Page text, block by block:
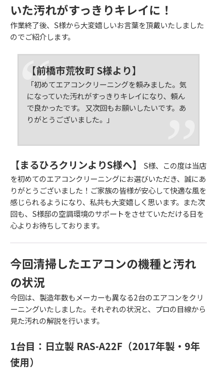
いた汚れがすっきりキレイに！
作業終了後、 S様から大変嬉しいお言葉を頂戴いたしました
のでご紹介します。
【前橋市荒牧町 S様より】
「初めてエアコンクリーニングを頼みました。気
になっていた汚れがすっきりキレイになり、頼ん
で良かったです。 又次回もお願いしたいです。あ
りがとうございました。」
【まるひろクリンよりS様へ】 S様、
この度は当店
を初めてのエアコンクリーニングにお選びいただき、 誠にあ
りがとうございました！ご家族の皆様が安心して快適な風を
感じられるようになり、 私共も大変嬉しく思います。 また次
回も、 S様邸の空調環境のサポートをさせていただける日を
心よりお待ちしております。
今回清掃したエアコンの機種と汚れ
の状況
今回は、 製造年数もメーカーも異なる2台のエアコンをクリ
ーニングいたしました。 それぞれの状況と、 プロの目線から
見た汚れの解説を行います。
1台目：日立製 RAS-A22F（2017年製・9年
使用）